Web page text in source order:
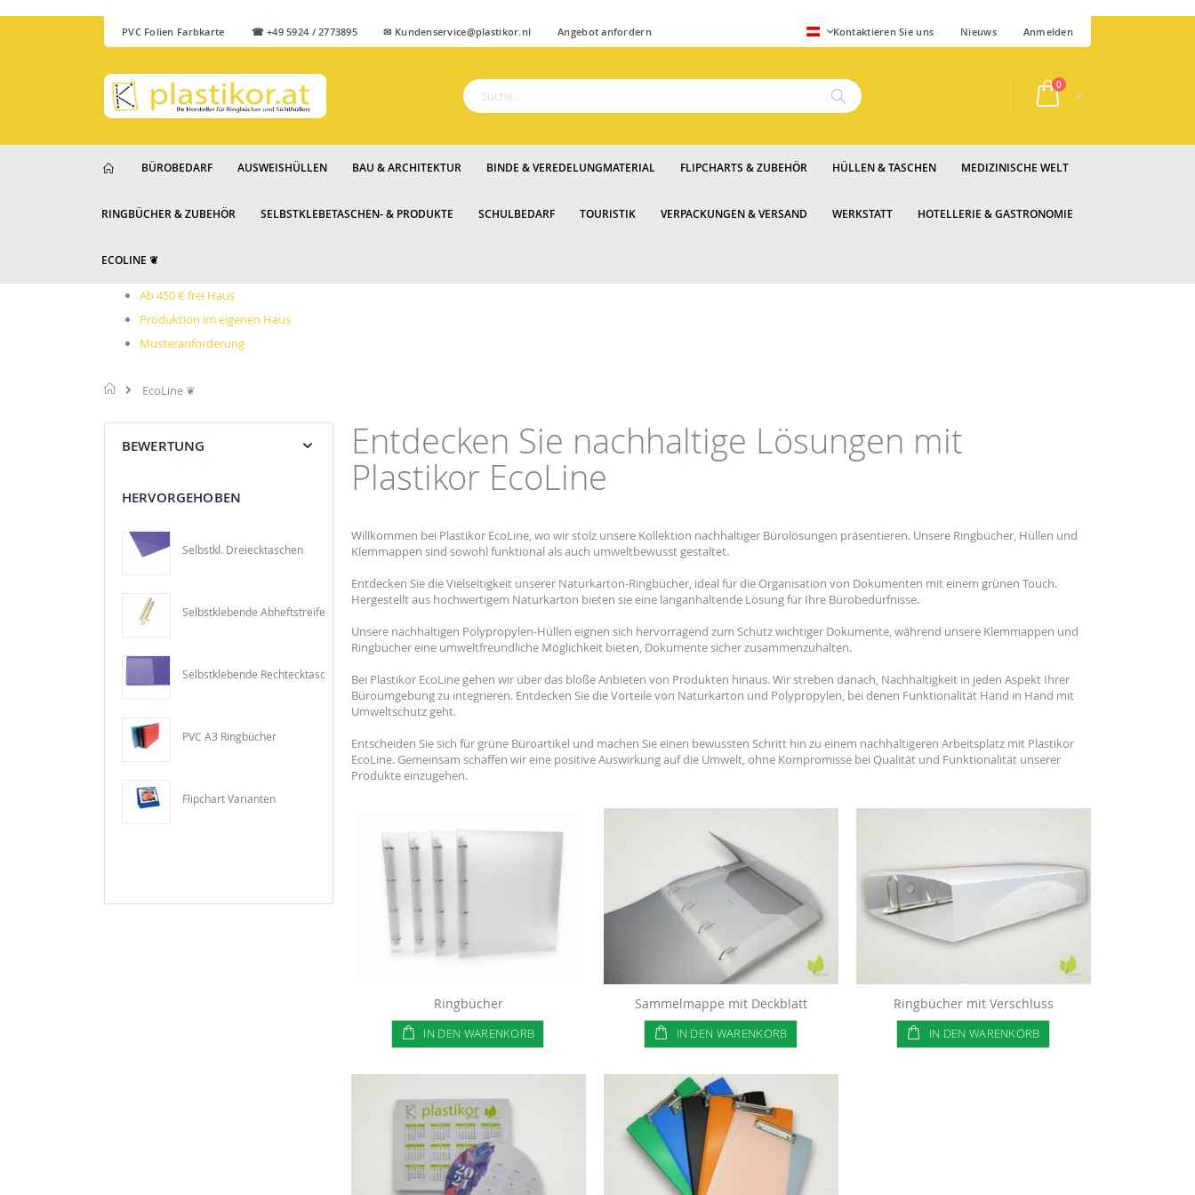
PVC Folien Farbkarte ☎ +49 5924 / 2773895 ✉ Kundenservice@plastikor.nl Angebot anfordernZum
Inhalt
Kontaktieren Sie uns Nieuws Anmelden
SPRACHE
Cart
0Artikel
Suche
BÜROBEDARF AUSWEISHÜLLEN BAU & ARCHITEKTUR BINDE & VEREDELUNGMATERIAL FLIPCHARTS & ZUBEHÖR HÜLLEN & TASCHEN MEDIZINISCHE WELT
RINGBÜCHER & ZUBEHÖR SELBSTKLEBETASCHEN- & PRODUKTE SCHULBEDARF TOURISTIK VERPACKUNGEN & VERSAND WERKSTATT HOTELLERIE & GASTRONOMIE
ECOLINE ❦
Ab 450 € frei Haus
Produktion im eigenen Haus
Musteranforderung
Startseite
EcoLine ❦
Entdecken Sie nachhaltige Lösungen mit
Plastikor EcoLine
Willkommen bei Plastikor EcoLine, wo wir stolz unsere Kollektion nachhaltiger Bürolösungen präsentieren. Unsere Ringbücher, Hüllen und
Klemmappen sind sowohl funktional als auch umweltbewusst gestaltet.
Entdecken Sie die Vielseitigkeit unserer Naturkarton-Ringbücher, ideal für die Organisation von Dokumenten mit einem grünen Touch.
Hergestellt aus hochwertigem Naturkarton bieten sie eine langanhaltende Lösung für Ihre Bürobedürfnisse.
Unsere nachhaltigen Polypropylen-Hüllen eignen sich hervorragend zum Schutz wichtiger Dokumente, während unsere Klemmappen und
Ringbücher eine umweltfreundliche Möglichkeit bieten, Dokumente sicher zusammenzuhalten.
Bei Plastikor EcoLine gehen wir über das bloße Anbieten von Produkten hinaus. Wir streben danach, Nachhaltigkeit in jeden Aspekt Ihrer
Büroumgebung zu integrieren. Entdecken Sie die Vorteile von Naturkarton und Polypropylen, bei denen Funktionalität Hand in Hand mit
Umweltschutz geht.
Entscheiden Sie sich für grüne Büroartikel und machen Sie einen bewussten Schritt hin zu einem nachhaltigeren Arbeitsplatz mit Plastikor
EcoLine. Gemeinsam schaffen wir eine positive Auswirkung auf die Umwelt, ohne Kompromisse bei Qualität und Funktionalität unserer
Produkte einzugehen.
Ringbücher
IN DEN WARENKORB
Sammelmappe mit Deckblatt
IN DEN WARENKORB
Ringbücher mit Verschluss
IN DEN WARENKORB
BEWERTUNG
HERVORGEHOBEN
Selbstkl. Dreiecktaschen
Selbstklebende Abheftstreifen
Selbstklebende Rechtecktaschen aus PVC
PVC A3 Ringbücher
Flipchart Varianten